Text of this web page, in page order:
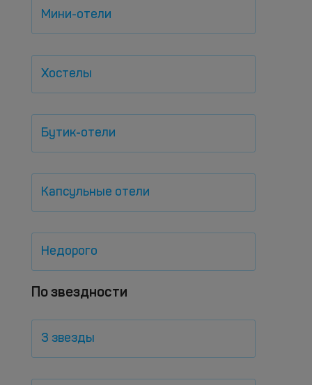
Мини-отели
Хостелы
Бутик-отели
Капсульные отели
Недорого
По звездности
3 звезды